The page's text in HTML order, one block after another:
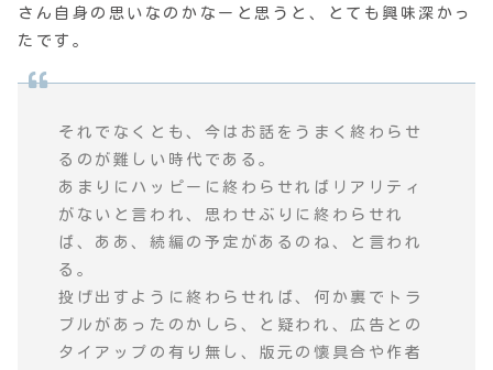
さん自身の思いなのかなーと思うと、とても興味深かっ
たです。
それでなくとも、今はお話をうまく終わらせ
るのが難しい時代である。
あまりにハッピーに終わらせればリアリティ
がないと言われ、思わせぶりに終わらせれ
ば、ああ、続編の予定があるのね、と言われ
る。
投げ出すように終わらせれば、何か裏でトラ
ブルがあったのかしら、と疑われ、広告との
タイアップの有り無し、版元の懐具合や作者